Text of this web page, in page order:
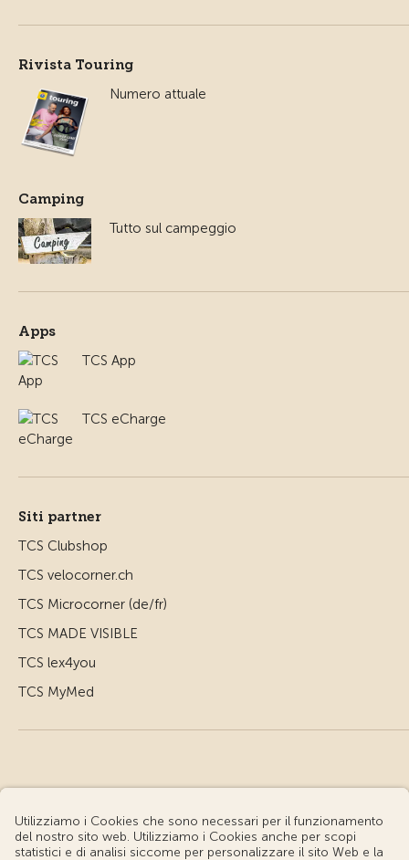
Rivista Touring
Numero attuale
Camping
Tutto sul campeggio
Apps
TCS App
TCS eCharge
Siti partner
TCS Clubshop
TCS velocorner.ch
TCS Microcorner (de/fr)
TCS MADE VISIBLE
TCS lex4you
TCS MyMed